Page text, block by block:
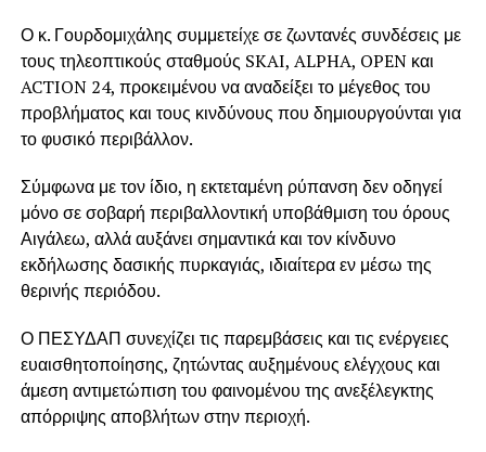
Ο κ. Γουρδομιχάλης συμμετείχε σε ζωντανές συνδέσεις με
τους τηλεοπτικούς σταθμούς SKAI, ALPHA, OPENκαι
ACTION 24, προκειμένου να αναδείξει το μέγεθος του
προβλήματος και τους κινδύνους που δημιουργούνται για
το φυσικό περιβάλλον.
Σύμφωνα με τον ίδιο, η εκτεταμένη ρύπανση δεν οδηγεί
μόνο σε σοβαρή περιβαλλοντική υποβάθμιση του όρους
Αιγάλεω, αλλά αυξάνει σημαντικά και τον κίνδυνο
εκδήλωσης δασικής πυρκαγιάς, ιδιαίτερα εν μέσω της
θερινής περιόδου.
Ο ΠΕΣΥΔΑΠ συνεχίζει τις παρεμβάσεις και τις ενέργειες
ευαισθητοποίησης, ζητώντας αυξημένους ελέγχους και
άμεση αντιμετώπιση του φαινομένου της ανεξέλεγκτης
απόρριψης αποβλήτων στην περιοχή.